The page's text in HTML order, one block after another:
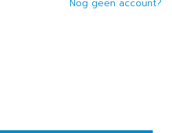
Nog geen account?